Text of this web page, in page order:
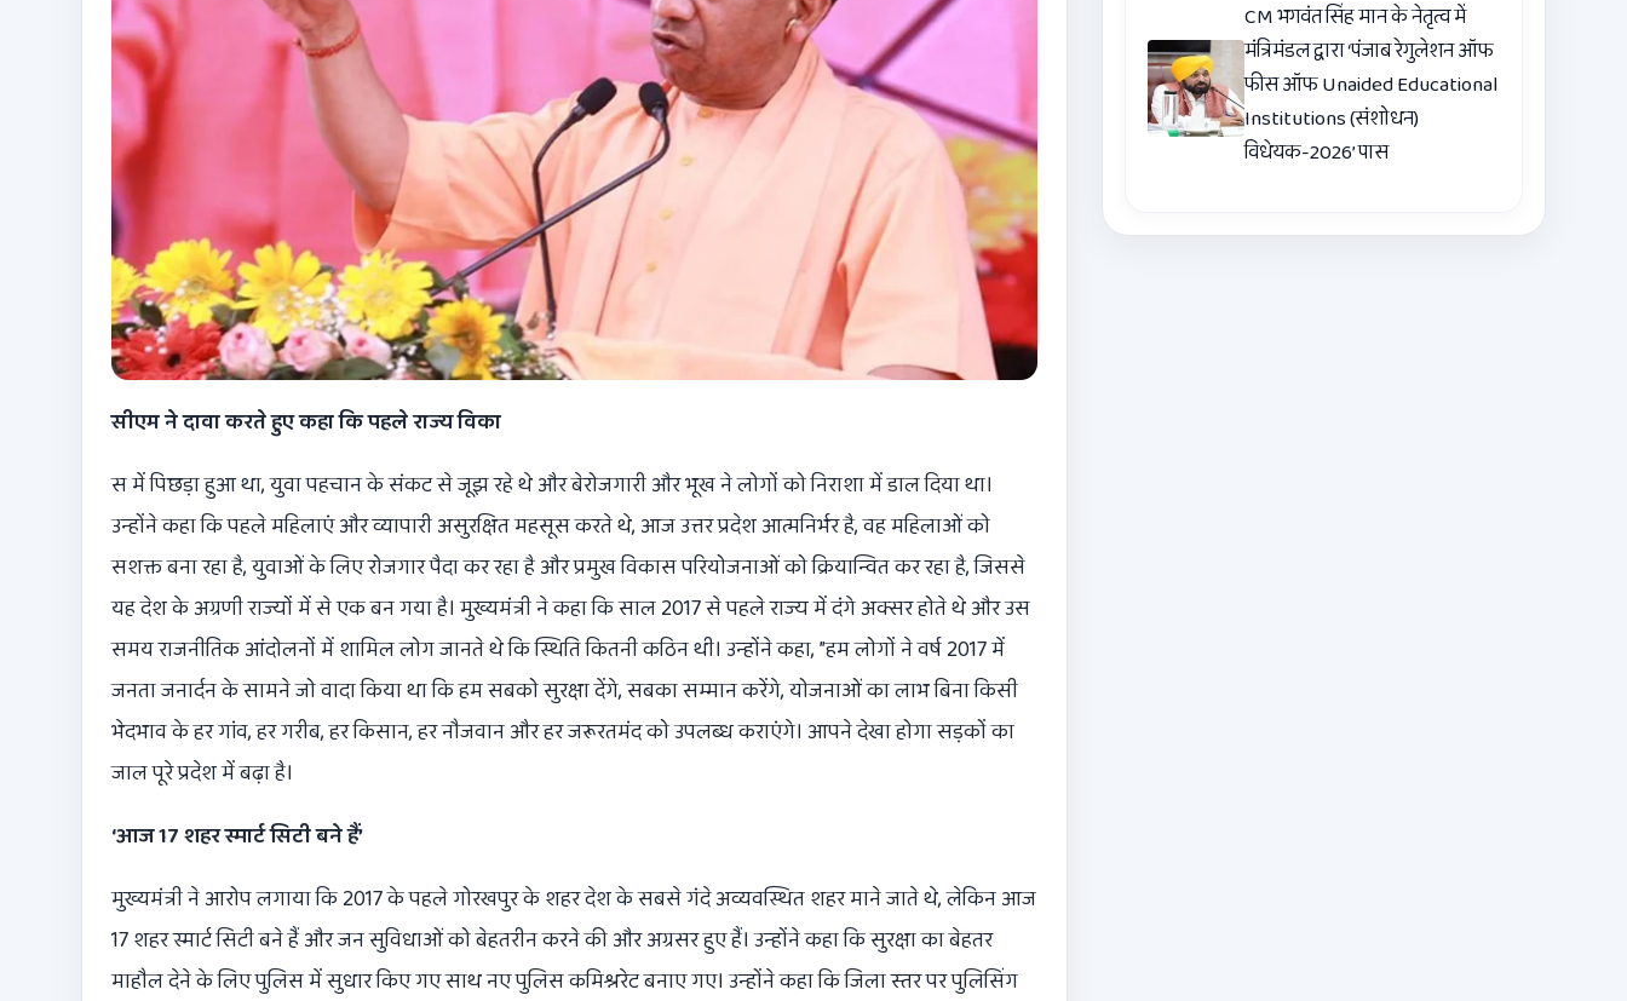
सीएम ने दावा करते हुए कहा कि पहले राज्य विका
स में पिछड़ा हुआ था, युवा पहचान के संकट से जूझ रहे थे और बेरोजगारी और भूख ने लोगों को निराशा में डाल दिया था।
उन्होंने कहा कि पहले महिलाएं और व्यापारी असुरक्षित महसूस करते थे, आज उत्तर प्रदेश आत्मनिर्भर है, वह महिलाओं को
सशक्त बना रहा है, युवाओं के लिए रोजगार पैदा कर रहा है और प्रमुख विकास परियोजनाओं को क्रियान्वित कर रहा है, जिससे
यह देश के अग्रणी राज्यों में से एक बन गया है। मुख्यमंत्री ने कहा कि साल 2017 से पहले राज्य में दंगे अक्सर होते थे और उस
समय राजनीतिक आंदोलनों में शामिल लोग जानते थे कि स्थिति कितनी कठिन थी। उन्होंने कहा, ”हम लोगों ने वर्ष 2017 में
जनता जनार्दन के सामने जो वादा किया था कि हम सबको सुरक्षा देंगे, सबका सम्मान करेंगे, योजनाओं का लाभ बिना किसी
भेदभाव के हर गांव, हर गरीब, हर किसान, हर नौजवान और हर जरूरतमंद को उपलब्ध कराएंगे। आपने देखा होगा सड़कों का
जाल पूरे प्रदेश में बढ़ा है।
‘आज 17 शहर स्मार्ट सिटी बने हैं’
मुख्यमंत्री ने आरोप लगाया कि 2017 के पहले गोरखपुर के शहर देश के सबसे गंदे अव्यवस्थित शहर माने जाते थे, लेकिन आज
17 शहर स्मार्ट सिटी बने हैं और जन सुविधाओं को बेहतरीन करने की और अग्रसर हुए हैं। उन्होंने कहा कि सुरक्षा का बेहतर
माहौल देने के लिए पुलिस में सुधार किए गए साथ नए पुलिस कमिश्नरेट बनाए गए। उन्होंने कहा कि जिला स्तर पर पुलिसिंग
CM भगवंत सिंह मान के नेतृत्व में
मंत्रिमंडल द्वारा ‘पंजाब रेगुलेशन ऑफ
फीस ऑफ Unaided Educational
Institutions (संशोधन)
विधेयक-2026’ पास